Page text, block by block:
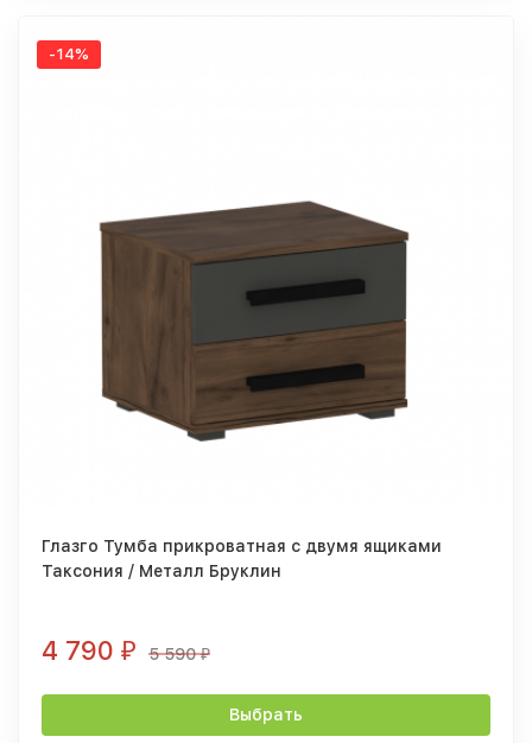
-14%
Глазго Тумба прикроватная с двумя ящиками
Таксония / Металл Бруклин
4 790 ₽ 5 590₽
Выбрать